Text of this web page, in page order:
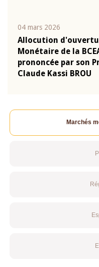
04 mars 2026
Allocution
Monétaire de la
prononcée par son
Claude Kassi BROU
Marchés